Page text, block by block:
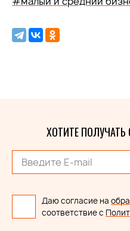
ХОТИТЕ
Даю согласие на
соответствие с